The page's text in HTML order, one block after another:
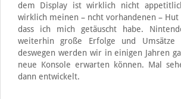
dem Display ist wirklich nicht
wirklich meinen – ncht vorhandenen – Hut
dass ich mich getäuscht habe.
weiterhin große Erfolge und Umsätze
deswegen werden wir in einigen Jahren
neue Konsole erwarten können. Mal
dann entwickelt.